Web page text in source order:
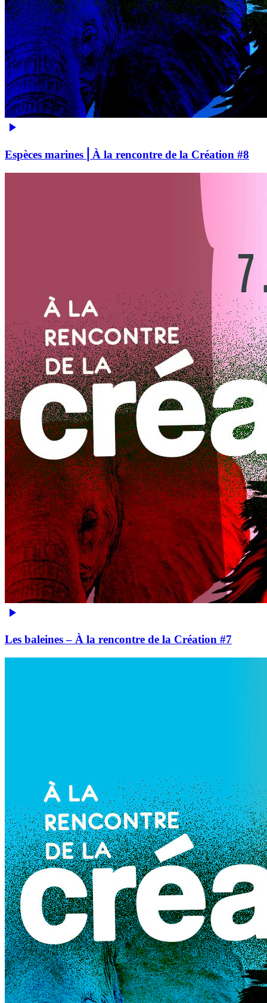
Espèces marines ⎢À la rencontre de la Création #8
Les baleines – À la rencontre de la Création #7